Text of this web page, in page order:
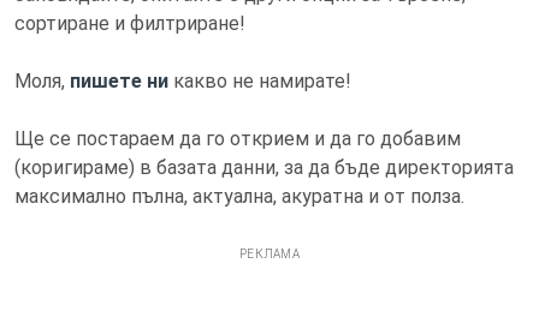
сортиране и филтриране!
Моля, пишете ни какво не намирате!
Ще се постараем да го открием и да го добавим
(коригираме) в базата данни, за да бъде директорията
максимално пълна, актуална, акуратна и от полза.
РЕКЛАМА